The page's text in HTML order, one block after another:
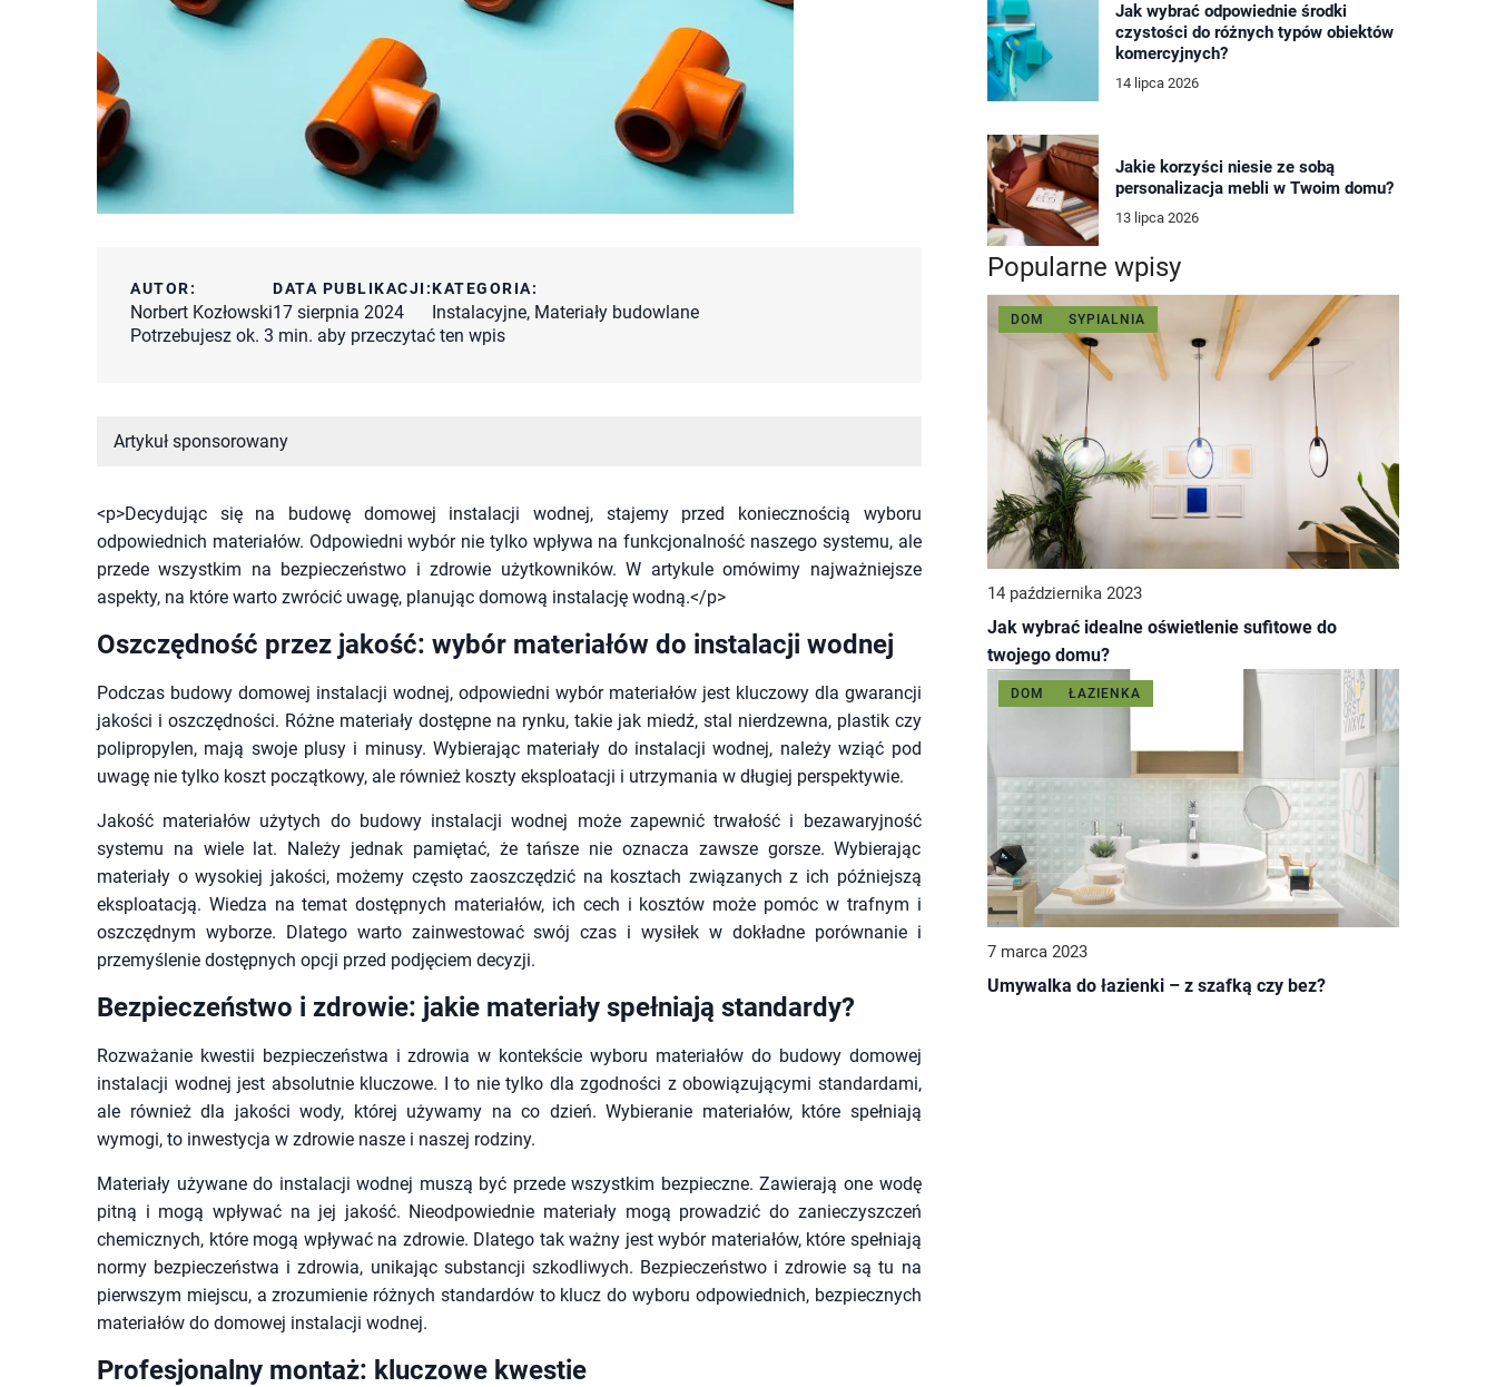
AUTOR:
Norbert Kozłowski
DATA PUBLIKACJI:
17 sierpnia 2024
KATEGORIA:
Instalacyjne, Materiały budowlane
Potrzebujesz ok. 3 min. aby przeczytać ten wpis
Artykuł sponsorowany
<p>Decydując się na budowę domowej instalacji wodnej, stajemy przed koniecznością wyboru
odpowiednich materiałów. Odpowiedni wybór nie tylko wpływa na funkcjonalność naszego systemu, ale
przede wszystkim na bezpieczeństwo i zdrowie użytkowników. W artykule omówimy najważniejsze
aspekty, na które warto zwrócić uwagę, planując domową instalację wodną.</p>
Oszczędność przez jakość: wybór materiałów do instalacji wodnej
Podczas budowy domowej instalacji wodnej, odpowiedni wybór materiałów jest kluczowy dla gwarancji
jakości i oszczędności. Różne materiały dostępne na rynku, takie jak miedź, stal nierdzewna, plastik czy
polipropylen, mają swoje plusy i minusy. Wybierając materiały do instalacji wodnej, należy wziąć pod
uwagę nie tylko koszt początkowy, ale również koszty eksploatacji i utrzymania w długiej perspektywie.
Jakość materiałów użytych do budowy instalacji wodnej może zapewnić trwałość i bezawaryjność
systemu na wiele lat. Należy jednak pamiętać, że tańsze nie oznacza zawsze gorsze. Wybierając
materiały o wysokiej jakości, możemy często zaoszczędzić na kosztach związanych z ich późniejszą
eksploatacją. Wiedza na temat dostępnych materiałów, ich cech i kosztów może pomóc w trafnym i
oszczędnym wyborze. Dlatego warto zainwestować swój czas i wysiłek w dokładne porównanie i
przemyślenie dostępnych opcji przed podjęciem decyzji.
Bezpieczeństwo i zdrowie: jakie materiały spełniają standardy?
Rozważanie kwestii bezpieczeństwa i zdrowia w kontekście wyboru materiałów do budowy domowej
instalacji wodnej jest absolutnie kluczowe. I to nie tylko dla zgodności z obowiązującymi standardami,
ale również dla jakości wody, której używamy na co dzień. Wybieranie materiałów, które spełniają
wymogi, to inwestycja w zdrowie nasze i naszej rodziny.
Materiały używane do instalacji wodnej muszą być przede wszystkim bezpieczne. Zawierają one wodę
pitną i mogą wpływać na jej jakość. Nieodpowiednie materiały mogą prowadzić do zanieczyszczeń
chemicznych, które mogą wpływać na zdrowie. Dlatego tak ważny jest wybór materiałów, które spełniają
normy bezpieczeństwa i zdrowia, unikając substancji szkodliwych. Bezpieczeństwo i zdrowie są tu na
pierwszym miejscu, a zrozumienie różnych standardów to klucz do wyboru odpowiednich, bezpiecznych
materiałów do domowej instalacji wodnej.
Profesjonalny montaż: kluczowe kwestie
Jak wybrać odpowiednie środki
czystości do różnych typów obiektów
komercyjnych?
14 lipca 2026
Jakie korzyści niesie ze sobą
personalizacja mebli w Twoim domu?
13 lipca 2026
Popularne wpisy
DOM SYPIALNIA
14 października 2023
Jak wybrać idealne oświetlenie sufitowe do
twojego domu?
DOM ŁAZIENKA
7 marca 2023
Umywalka do łazienki – z szafką czy bez?